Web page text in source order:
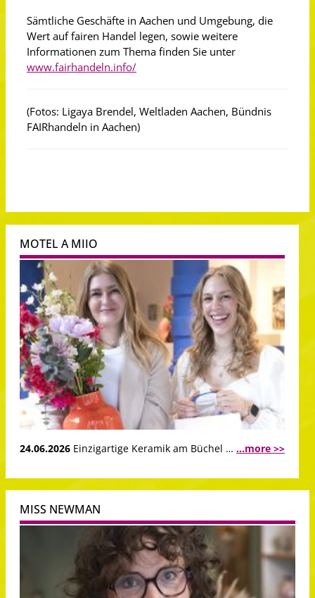
Sämtliche Geschäfte in Aachen und Umgebung, die
Wert auf fairen Handel legen, sowie weitere
Informationen zum Thema finden Sie unter
www.fairhandeln.info/
(Fotos: Ligaya Brendel, Weltladen Aachen, Bündnis
FAIRhandeln in Aachen)
MOTEL A MIIO
24.06.2026 Einzigartige Keramik am Büchel … ...more >>
MISS NEWMAN